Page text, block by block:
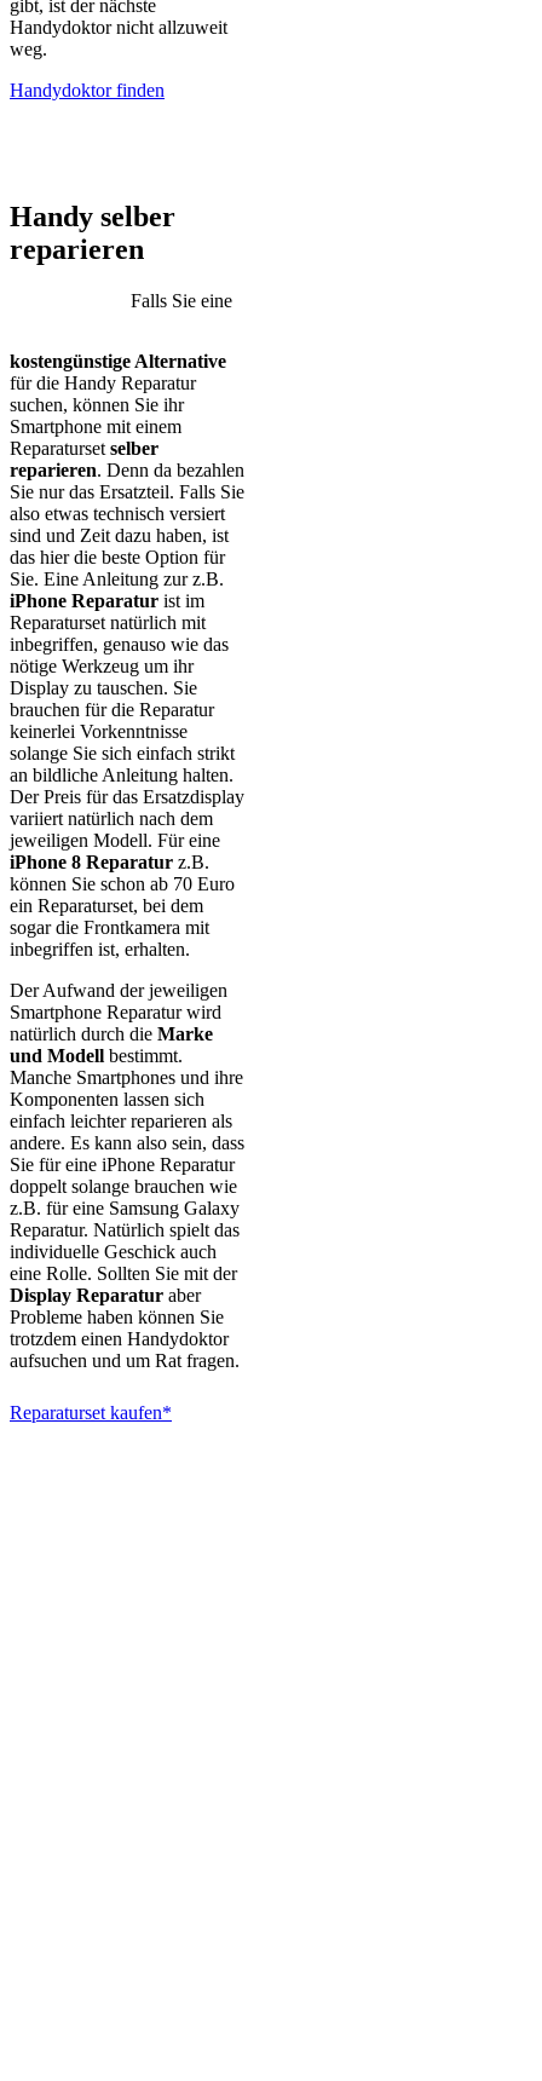
gibt, ist der nächste
Handydoktor nicht allzuweit
weg.
Handydoktor finden
Handy selber
reparieren
Falls Sie eine
kostengünstige Alternative
für die Handy Reparatur
suchen, können Sie ihr
Smartphone mit einem
Reparaturset selber
reparieren. Denn da bezahlen
Sie nur das Ersatzteil. Falls Sie
also etwas technisch versiert
sind und Zeit dazu haben, ist
das hier die beste Option für
Sie. Eine Anleitung zur z.B.
iPhone Reparatur ist im
Reparaturset natürlich mit
inbegriffen, genauso wie das
nötige Werkzeug um ihr
Display zu tauschen. Sie
brauchen für die Reparatur
keinerlei Vorkenntnisse
solange Sie sich einfach strikt
an bildliche Anleitung halten.
Der Preis für das Ersatzdisplay
variiert natürlich nach dem
jeweiligen Modell. Für eine
iPhone 8 Reparatur z.B.
können Sie schon ab 70 Euro
ein Reparaturset, bei dem
sogar die Frontkamera mit
inbegriffen ist, erhalten.
Der Aufwand der jeweiligen
Smartphone Reparatur wird
natürlich durch die Marke
und Modell bestimmt.
Manche Smartphones und ihre
Komponenten lassen sich
einfach leichter reparieren als
andere. Es kann also sein, dass
Sie für eine iPhone Reparatur
doppelt solange brauchen wie
z.B. für eine Samsung Galaxy
Reparatur. Natürlich spielt das
individuelle Geschick auch
eine Rolle. Sollten Sie mit der
Display Reparatur aber
Probleme haben können Sie
trotzdem einen Handydoktor
aufsuchen und um Rat fragen.
Reparaturset kaufen*